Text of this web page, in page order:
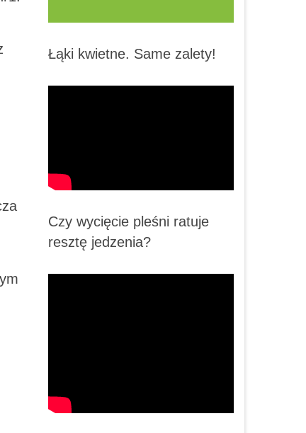
Łąki kwietne. Same zalety!
Czy wycięcie pleśni ratuje
resztę jedzenia?